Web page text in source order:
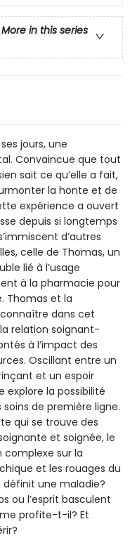
More in this series
jours, une
Convaincue que tout
sait ce qu’elle a fait,
la honte et de
expérience a ouvert
depuis si longtemps
d’autres
celle de Thomas, un
lié à l’usage
à la pharmacie pour
Thomas et la
dans cet
relation soignant-
à l’impact des
Oscillant entre un
et un espoir
explore la possibilité
de première ligne.
qui se trouve des
et soignée, le
complexe sur la
et les rouages du
définit une maladie?
ou l’esprit basculent
profite-t-il? Et